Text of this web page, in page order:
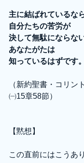
主に結ばれているな
自分たちの苦労が
決して無駄にならな
あなたがたは
知っているはずです。
（新約聖書・コリン
㈠15章58節）
【黙想】
この直前にはこうあ